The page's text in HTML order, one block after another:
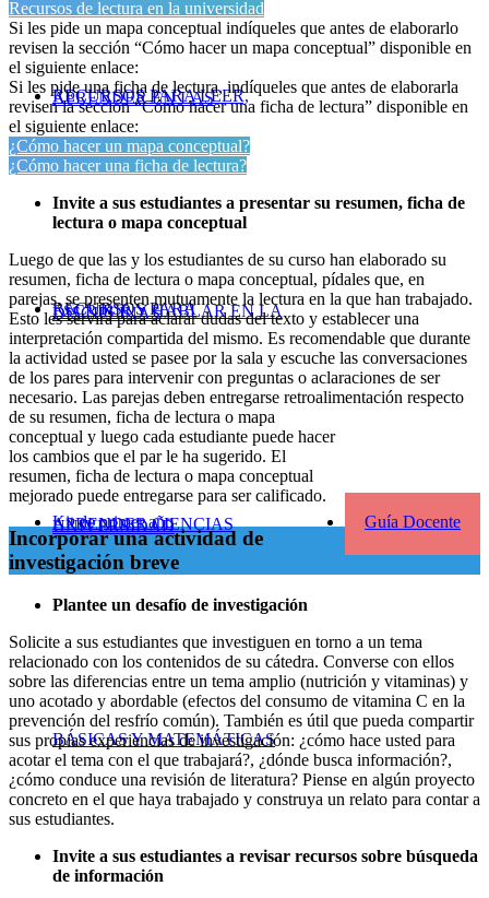
APRENDER EN LAS
DISCIPLINAS
RECURSOS PARA LEER,
ESCRIBIR Y HABLAR EN LA
UNIVERSIDAD
RECURSOS PARA
APRENDER CIENCIAS
BÁSICAS Y MATEMÁTICAS
Guía Docente
Kit de primer año
Recursos de lectura en la universidad
Si les pide un mapa conceptual indíqueles que antes de elaborarlo
revisen la sección “Cómo hacer un mapa conceptual” disponible en
el siguiente enlace:
Si les pide una ficha de lectura, indíqueles que antes de elaborarla
revisen la sección “Cómo hacer una ficha de lectura” disponible en
el siguiente enlace:
¿Cómo hacer un mapa conceptual?
¿Cómo hacer una ficha de lectura?
Invite a sus estudiantes a presentar su resumen, ficha de
lectura o mapa conceptual
Luego de que las y los estudiantes de su curso han elaborado su
resumen, ficha de lectura o mapa conceptual, pídales que, en
parejas, se presenten mutuamente la lectura en la que han trabajado.
Esto les servirá para aclarar dudas del texto y establecer una
interpretación compartida del mismo. Es recomendable que durante
la actividad usted se pasee por la sala y escuche las conversaciones
de los pares para intervenir con preguntas o aclaraciones de ser
necesario. Las parejas deben entregarse retroalimentación respecto
de su resumen, ficha de lectura o mapa
conceptual y luego cada estudiante puede hacer
los cambios que el par le ha sugerido. El
resumen, ficha de lectura o mapa conceptual
mejorado puede entregarse para ser calificado.
Incorporar una actividad de
investigación breve
Plantee un desafío de investigación
Solicite a sus estudiantes que investiguen en torno a un tema
relacionado con los contenidos de su cátedra. Converse con ellos
sobre las diferencias entre un tema amplio (nutrición y vitaminas) y
uno acotado y abordable (efectos del consumo de vitamina C en la
prevención del resfrío común). También es útil que pueda compartir
sus propias experiencias de investigación: ¿cómo hace usted para
acotar el tema con el que trabajará?, ¿dónde busca información?,
¿cómo conduce una revisión de literatura? Piense en algún proyecto
concreto en el que haya trabajado y construya un relato para contar a
sus estudiantes.
Invite a sus estudiantes a revisar recursos sobre búsqueda
de información